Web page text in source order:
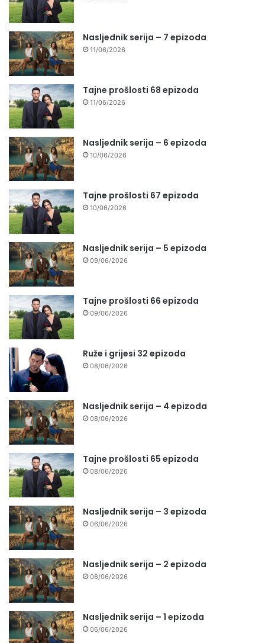
Nasljednik serija – 7 epizoda
11/06/2026
Tajne prošlosti 68 epizoda
11/06/2026
Nasljednik serija – 6 epizoda
10/06/2026
Tajne prošlosti 67 epizoda
10/06/2026
Nasljednik serija – 5 epizoda
09/06/2026
Tajne prošlosti 66 epizoda
09/06/2026
Ruže i grijesi 32 epizoda
08/06/2026
Nasljednik serija – 4 epizoda
08/06/2026
Tajne prošlosti 65 epizoda
08/06/2026
Nasljednik serija – 3 epizoda
06/06/2026
Nasljednik serija – 2 epizoda
06/06/2026
Nasljednik serija – 1 epizoda
06/06/2026